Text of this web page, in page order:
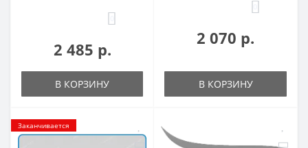
2 485 р.
В КОРЗИНУ
2 070 р.
В КОРЗИНУ
Заканчивается